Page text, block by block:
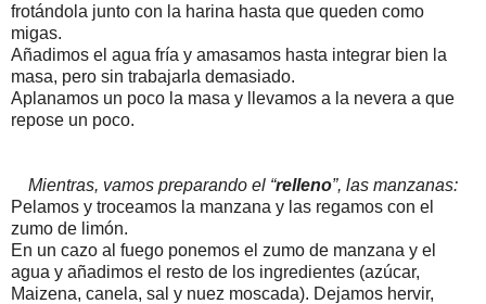
frotándola junto con la harina hasta que queden como
migas.
Añadimos el agua fría y amasamos hasta integrar bien la
masa, pero sin trabajarla demasiado.
Aplanamos un poco la masa y llevamos a la nevera a que
repose un poco.
Mientras, vamos preparando el “relleno”, las manzanas:
Pelamos y troceamos la manzana y las regamos con el
zumo de limón.
En un cazo al fuego ponemos el zumo de manzana y el
agua y añadimos el resto de los ingredientes (azúcar,
Maizena, canela, sal y nuez moscada). Dejamos hervir,